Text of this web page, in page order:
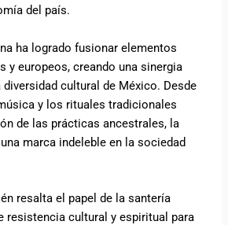
del país.
ha logrado fusionar elementos
y europeos, creando una sinergia
cultural de México. Desde
y los rituales tradicionales
de las prácticas ancestrales, la
marca indeleble en la sociedad
resalta el papel de la santería
resistencia cultural y espiritual para